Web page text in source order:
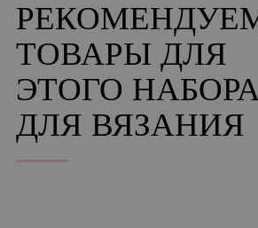
ТОВАРЫ ДЛЯ
ЭТОГО
ДЛЯ ВЯЗАНИЯ